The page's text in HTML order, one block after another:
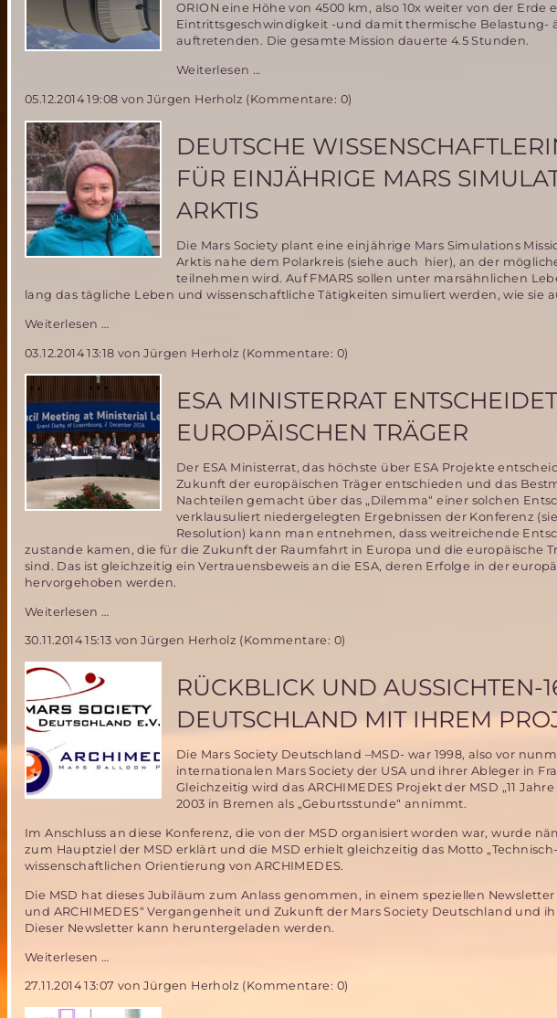
ZEIT
über
während
Mission
ORION eine Höhe von 4500 km, also 10x weiter von der
Eintrittsgeschwindigkeit -und damit thermische Belastung-
auftretenden. Die gesamte Mission dauerte 4.5 Stunden.
Weiterlesen …
erfolgreich
05.12.2014 19:08 von Jürgen Herholz (Kommentare: 0)
DEUTSCHE
FÜR EINJÄHRIGE MARS
ARKTIS
Die Mars Society plant eine einjährige Mars Simulations
Arktis nahe dem Polarkreis (siehe auch hier), an der
teilnehmen wird. Auf FMARS sollen unter marsähnlichen
lang das tägliche Leben und wissenschaftliche Tätigkeiten simuliert werden, wie sie
Weiterlesen …
in
engerer
Auswahl
für
einjährige
Mars
Simulations
in
der
03.12.2014 13:18 von Jürgen Herholz (Kommentare: 0)
ESA MINISTERRAT
EUROPÄISCHEN TRÄGER
Der ESA Ministerrat, das höchste über ESA Projekte
Zukunft der europäischen Träger entschieden und das
Nachteilen gemacht über das „Dilemma“ einer solchen
verklausuliert niedergelegten Ergebnissen der Konferenz
Resolution) kann man entnehmen, dass weitreichende
zustande kamen, die für die Zukunft der Raumfahrt in Europa und die europäische
sind. Das ist gleichzeitig ein Vertrauensbeweis an die ESA, deren Erfolge in der
hervorgehoben werden.
Weiterlesen …
entscheidet
über
europäischen
Träger
30.11.2014 15:13 von Jürgen Herholz (Kommentare: 0)
RÜCKBLICK UND AUSSICHTEN-
DEUTSCHLAND MIT IHREM
Die Mars Society Deutschland –MSD- war 1998, also vor
internationalen Mars Society der USA und ihrer Ableger in
Gleichzeitig wird das ARCHIMEDES Projekt der MSD „11
2003 in Bremen als „Geburtsstunde“ annimmt.
Im Anschluss an diese Konferenz, die von der MSD organisiert worden war, wurde
zum Hauptziel der MSD erklärt und die MSD erhielt gleichzeitig das Motto
wissenschaftlichen Orientierung von ARCHIMEDES.
Die MSD hat dieses Jubiläum zum Anlass genommen, in einem speziellen
und ARCHIMEDES“ Vergangenheit und Zukunft der Mars Society Deutschland und
Dieser Newsletter kann heruntergeladen werden.
Weiterlesen …
Aussichten-
16
27.11.2014 13:07 von Jürgen Herholz (Kommentare: 0)